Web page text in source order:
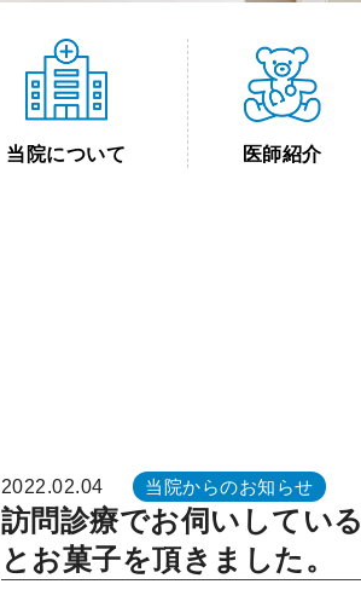
当院について 医師紹介
2022.02.04 当院からのお知らせ
訪問診療でお伺いしてい
とお菓子を頂きました。